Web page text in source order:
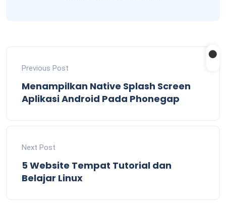
Previous Post
Menampilkan Native Splash Screen
Aplikasi Android Pada Phonegap
Next Post
5 Website Tempat Tutorial dan
Belajar Linux